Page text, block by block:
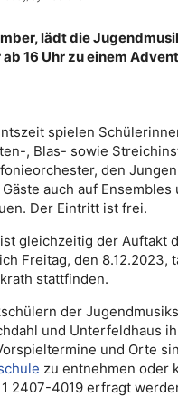
lädt die
16 Uhr zu einem
spielen
, Blas- sowie
den
auch auf Ensembles
Der Eintritt ist frei.
gleichzeitig der Auftakt
Freitag, den 8.12.2023,
stattfinden.
der
und Unterfeldhaus
und Orte
zu entnehmen oder
2407-4019 erfragt